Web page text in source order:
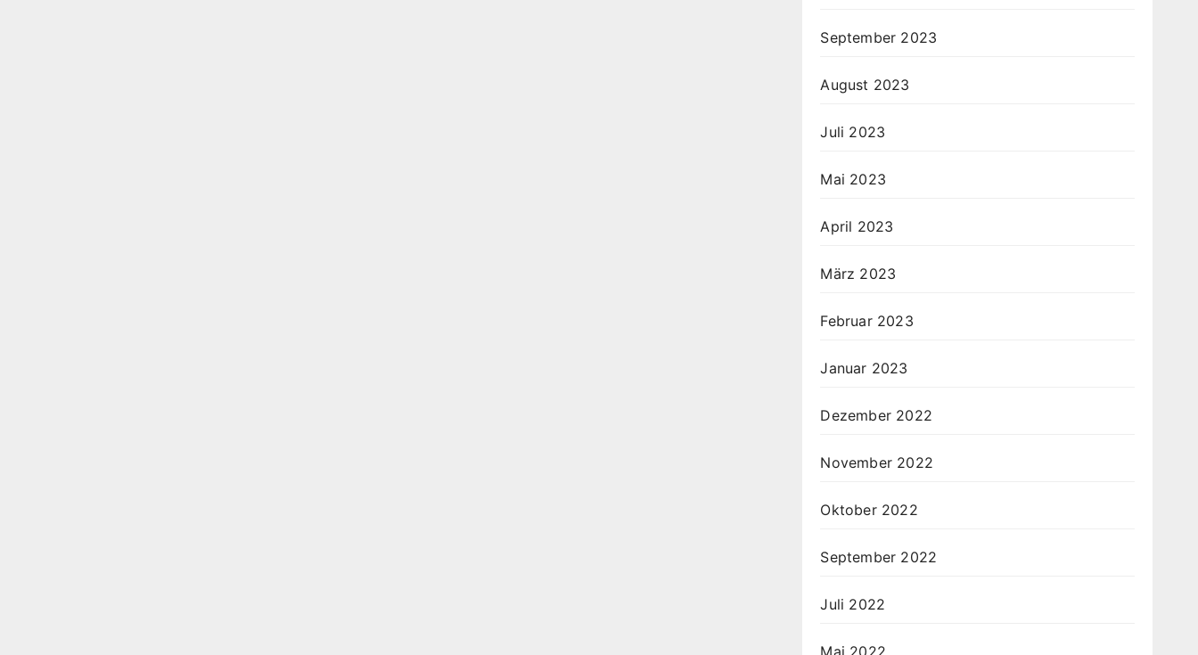
September 2023
August 2023
Juli 2023
Mai 2023
April 2023
März 2023
Februar 2023
Januar 2023
Dezember 2022
November 2022
Oktober 2022
September 2022
Juli 2022
Mai 2022